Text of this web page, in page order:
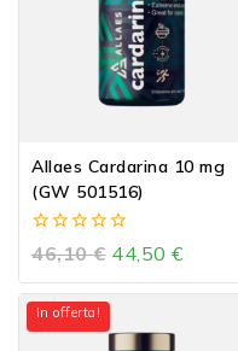
Allaes Cardarina 10 mg
(GW 501516)
0
out
of
5
46,10€ 44,50 €
In offerta!